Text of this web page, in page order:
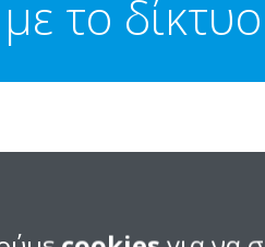
με το
βρίσκεται αρκετά κοντά
σημαντικά από εμπόδια που
έχει ρυθμιστεί να